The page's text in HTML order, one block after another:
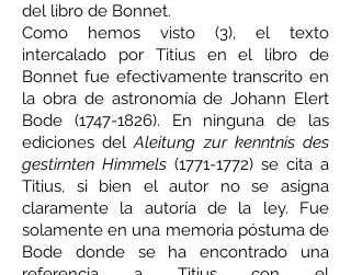
del libro de Bonnet.
Como hemos visto (3), el texto
intercalado por Titius en el libro de
Bonnet fue efectivamente transcrito en
la obra de astronomía de Johann Elert
Bode (1747-1826). En ninguna de las
ediciones delAleitung zur kenntnis des
gestirnten Himmels (1771-1772) se cita a
Titius, si bien el autor no se asigna
claramente la autoría de la ley. Fue
solamente en una memoria póstuma de
Bode donde se ha encontrado una